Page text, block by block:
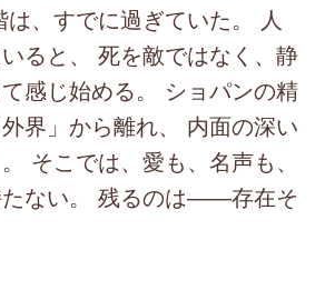
、すでに過ぎていた。 人
ると、 死を敵ではなく、静
感じ始める。 ショパンの精
界」から離れ、 内面の深い
そこでは、愛も、名声も、
たない。 残るのは――存在そ